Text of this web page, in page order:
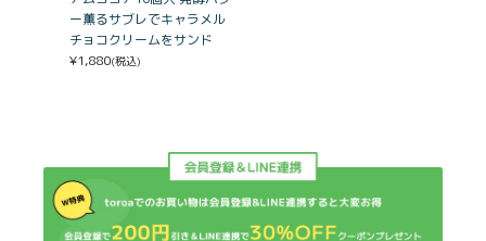
ー薫るサブレでキャラメル
チョコクリームをサンド
¥1,880(税込)